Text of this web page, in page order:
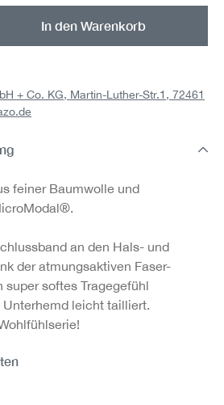
Gib den gewünschten
In den Warenkorb
+ Co. KG, Martin-Luther-Str.1, 72461
feiner Baumwolle und
an den Hals- und
der atmungsaktiven Faser-
super softes Tragegefühl
Unterhemd leicht tailliert.